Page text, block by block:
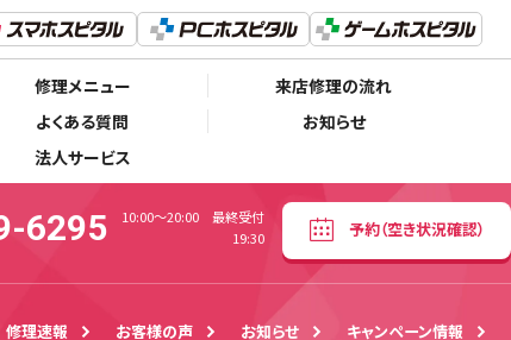
修理メニュー
来店修理の流れ
よくある質問
お知らせ
法人サービス
070-9239-6295
10:00～20:00 最終受付19:30
予約（空き状況確認）
6295
10:00～20:00 最終受付
19:30
予約（空き状況確認）
修理速報 お客様の声 お知らせ キャンペーン情報